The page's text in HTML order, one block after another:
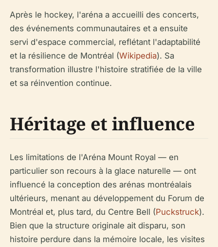
Après le hockey, l'aréna a accueilli des concerts,
des événements communautaires et a ensuite
servi d'espace commercial, reflétant l'adaptabilité
et la résilience de Montréal (Wikipedia). Sa
transformation illustre l'histoire stratifiée de la ville
et sa réinvention continue.
Héritage et influence
Les limitations de l'Aréna Mount Royal — en
particulier son recours à la glace naturelle — ont
influencé la conception des arénas montréalais
ultérieurs, menant au développement du Forum de
Montréal et, plus tard, du Centre Bell (Puckstruck).
Bien que la structure originale ait disparu, son
histoire perdure dans la mémoire locale, les visites